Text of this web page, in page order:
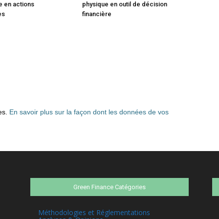
en actions
physique en outil de décision
financière
En savoir plus sur la façon dont les données de vos
Green Finance Catégories
Méthodologies et Réglementations